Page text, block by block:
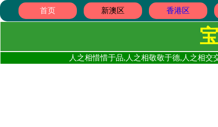
首页 新澳区 香港区
人之相惜惜于品,人之相敬敬于德,人之相